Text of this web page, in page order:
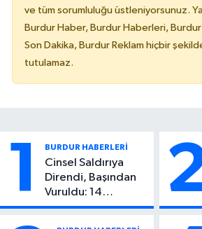
ve tüm sorumluluğu üstleniyorsunuz.
Burdur Haber, Burdur Haberleri,
Son Dakika, Burdur Reklam hiçbir
tutulamaz.
1 BURDUR HABERLERİ
Cinsel Saldırıya
Direndi, Başından
Vuruldu: 14
Yaşındaki Çocuktan